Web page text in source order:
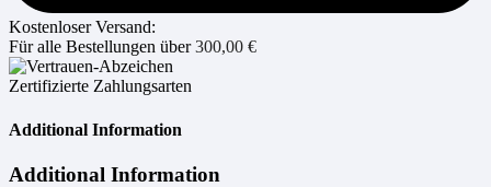
Kostenloser Versand:
Für alle Bestellungen über300,00 €
Zertifizierte Zahlungsarten
Additional Information
Additional Information